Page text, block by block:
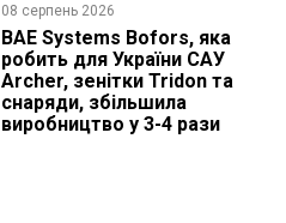
08 серпень 2026
BAE Systems Bofors, яка
робить для України САУ
Archer, зенітки Tridon та
снаряди, збільшила
виробництво у 3-4 рази